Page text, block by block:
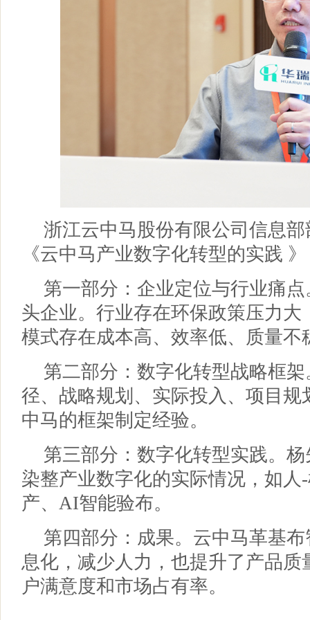
浙江云中马股份有限公司信息
《云中马产业数字化转型的实践
第一部分：企业定位与行业痛
头企业。行业存在环保政策压力
模式存在成本高、效率低、质量不
第二部分：数字化转型战略框
径、战略规划、实际投入、项目
中马的框架制定经验。
第三部分：数字化转型实践。
染整产业数字化的实际情况，如
产、AI智能验布。
第四部分：成果。云中马革基
息化，减少人力，也提升了产品
户满意度和市场占有率。